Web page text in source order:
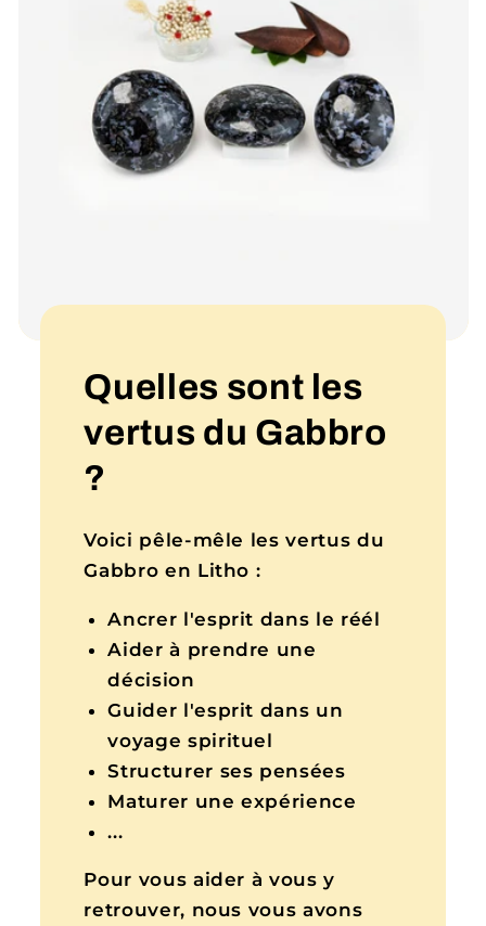
Quelles sont les
vertus du Gabbro
?
Voici pêle-mêle les vertus du
Gabbro en Litho :
Ancrer l'esprit dans le réél
Aider à prendre une
décision
Guider l'esprit dans un
voyage spirituel
Structurer ses pensées
Maturer une expérience
...
Pour vous aider à vous y
retrouver, nous vous avons